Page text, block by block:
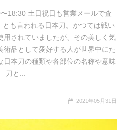
18:30 土日祝日も営業メールで査
も言われる日本刀。かつては戦い
用されていましたが、その美しく気
品として愛好する人が世界中にた
日本刀の種類や各部位の名称や意味
刀と...
2021年05月31日